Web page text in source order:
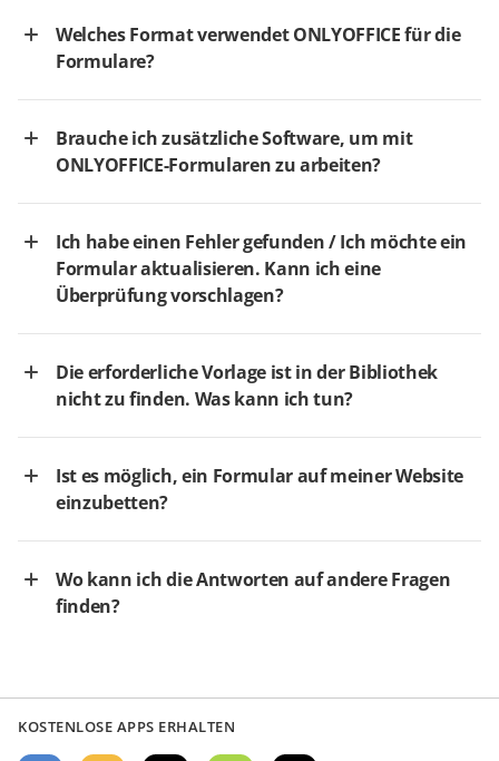
Welches Format verwendet ONLYOFFICE für die
Formulare?
Brauche ich zusätzliche Software, um mit
ONLYOFFICE-Formularen zu arbeiten?
Ich habe einen Fehler gefunden / Ich möchte ein
Formular aktualisieren. Kann ich eine
Überprüfung vorschlagen?
Die erforderliche Vorlage ist in der Bibliothek
nicht zu finden. Was kann ich tun?
Ist es möglich, ein Formular auf meiner Website
einzubetten?
Wo kann ich die Antworten auf andere Fragen
finden?
KOSTENLOSE APPS ERHALTEN